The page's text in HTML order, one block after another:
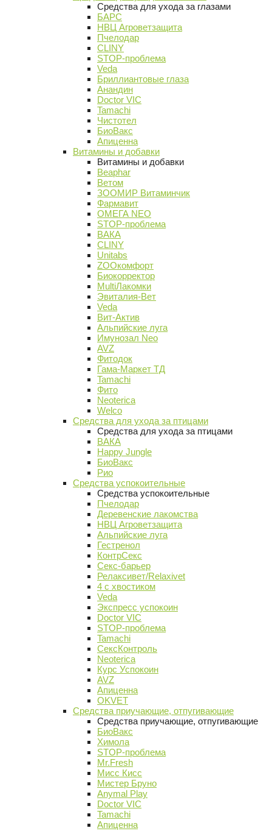
Средства для ухода за глазами
БАРС
НВЦ Агроветзащита
Пчелодар
CLINY
STOP-проблема
Veda
Бриллиантовые глаза
Анандин
Doctor VIC
Tamachi
Чистотел
БиоВакс
Апиценна
Витамины и добавки
Витамины и добавки
Beaphar
Ветом
ЗООМИР Витаминчик
Фармавит
ОМЕГА NEO
STOP-проблема
ВАКА
CLINY
Unitabs
ZOOкомфорт
Биокорректор
MultiЛакомки
Эвиталия-Вет
Veda
Вит-Актив
Альпийские луга
Имунозал Neo
AVZ
Фитодок
Гама-Маркет ТД
Tamachi
Фито
Neoterica
Welco
Средства для ухода за птицами
Средства для ухода за птицами
ВАКА
Happy Jungle
БиоВакс
Рио
Средства успокоительные
Средства успокоительные
Пчелодар
Деревенские лакомства
НВЦ Агроветзащита
Альпийские луга
Гестренол
КонтрСекс
Секс-барьер
Релаксивет/Relaxivet
4 с хвостиком
Veda
Экспресс успокоин
Doctor VIC
STOP-проблема
Tamachi
СексКонтроль
Neoterica
Курс Успокоин
AVZ
Апиценна
OKVET
Средства приучающие, отпугивающие
Средства приучающие, отпугивающие
БиоВакс
Химола
STOP-проблема
Mr.Fresh
Мисс Кисс
Мистер Бруно
Anymal Play
Doctor VIC
Tamachi
Апиценна